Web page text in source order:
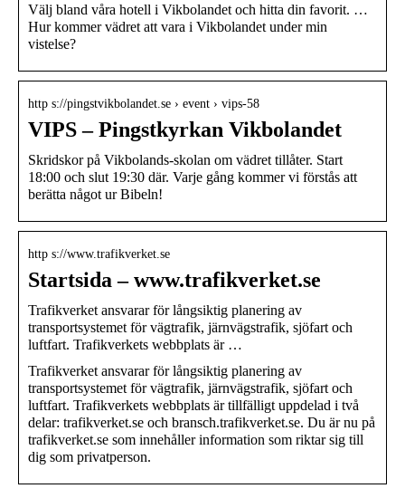
Välj bland våra hotell i Vikbolandet och hitta din favorit. …
Hur kommer vädret att vara i Vikbolandet under min
vistelse?
http s://pingstvikbolandet.se › event › vips-58
VIPS – Pingstkyrkan Vikbolandet
Skridskor på Vikbolands-skolan om vädret tillåter. Start
18:00 och slut 19:30 där. Varje gång kommer vi förstås att
berätta något ur Bibeln!
http s://www.trafikverket.se
Startsida – www.trafikverket.se
Trafikverket ansvarar för långsiktig planering av
transportsystemet för vägtrafik, järnvägstrafik, sjöfart och
luftfart. Trafikverkets webbplats är …
Trafikverket ansvarar för långsiktig planering av
transportsystemet för vägtrafik, järnvägstrafik, sjöfart och
luftfart. Trafikverkets webbplats är tillfälligt uppdelad i två
delar: trafikverket.se och bransch.trafikverket.se. Du är nu på
trafikverket.se som innehåller information som riktar sig till
dig som privatperson.